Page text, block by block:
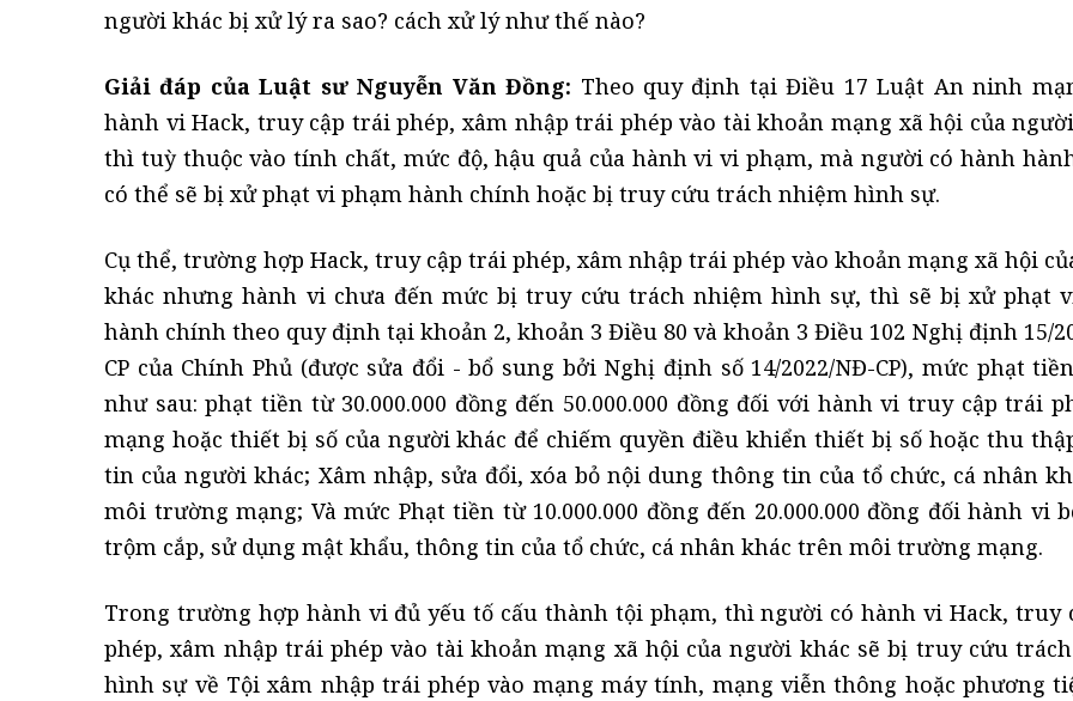
người khác bị xử lý ra sao? cách xử lý như thế nào?
Giải đáp của Luật sư Nguyễn Văn Đồng: Theo quy định tại Điều 17 Luật An ninh
hành vi Hack, truy cập trái phép, xâm nhập trái phép vào tài khoản mạng xã hội của
thì tuỳ thuộc vào tính chất, mức độ, hậu quả của hành vi vi phạm, mà người có hành
có thể sẽ bị xử phạt vi phạm hành chính hoặc bị truy cứu trách nhiệm hình sự.
Cụ thể, trường hợp Hack, truy cập trái phép, xâm nhập trái phép vào khoản mạng xã hội
khác nhưng hành vi chưa đến mức bị truy cứu trách nhiệm hình sự, thì sẽ bị xử phạt
hành chính theo quy định tại khoản 2, khoản 3 Điều 80 và khoản 3 Điều 102 Nghị định 15/
CP của Chính Phủ (được sửa đổi - bổ sung bởi Nghị định số 14/2022/NĐ-CP), mức phạt
như sau: phạt tiền từ 30.000.000 đồng đến 50.000.000 đồng đối với hành vi truy cập trái
mạng hoặc thiết bị số của người khác để chiếm quyền điều khiển thiết bị số hoặc thu
tin của người khác; Xâm nhập, sửa đổi, xóa bỏ nội dung thông tin của tổ chức, cá nhân
môi trường mạng; Và mức Phạt tiền từ 10.000.000 đồng đến 20.000.000 đồng đối hành vi
trộm cắp, sử dụng mật khẩu, thông tin của tổ chức, cá nhân khác trên môi trường mạng.
Trong trường hợp hành vi đủ yếu tố cấu thành tội phạm, thì người có hành vi Hack, truy
phép, xâm nhập trái phép vào tài khoản mạng xã hội của người khác sẽ bị truy cứu
hình sự về Tội xâm nhập trái phép vào mạng máy tính, mạng viễn thông hoặc phương